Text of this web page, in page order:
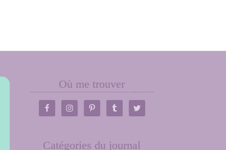
Où me trouver
Catégories du journal